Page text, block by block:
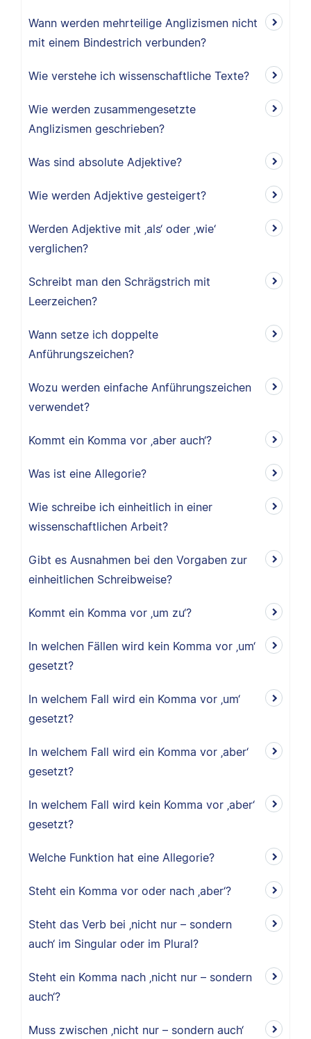
Wann werden mehrteilige Anglizismen nicht
mit einem Bindestrich verbunden?
Wie verstehe ich wissenschaftliche Texte?
Wie werden zusammengesetzte
Anglizismen geschrieben?
Was sind absolute Adjektive?
Wie werden Adjektive gesteigert?
Werden Adjektive mit ‚als‘ oder ‚wie‘
verglichen?
Schreibt man den Schrägstrich mit
Leerzeichen?
Wann setze ich doppelte
Anführungszeichen?
Wozu werden einfache Anführungszeichen
verwendet?
Kommt ein Komma vor ‚aber auch‘?
Was ist eine Allegorie?
Wie schreibe ich einheitlich in einer
wissenschaftlichen Arbeit?
Gibt es Ausnahmen bei den Vorgaben zur
einheitlichen Schreibweise?
Kommt ein Komma vor ‚um zu‘?
In welchen Fällen wird kein Komma vor ‚um‘
gesetzt?
In welchem Fall wird ein Komma vor ‚um‘
gesetzt?
In welchem Fall wird ein Komma vor ‚aber‘
gesetzt?
In welchem Fall wird kein Komma vor ‚aber‘
gesetzt?
Welche Funktion hat eine Allegorie?
Steht ein Komma vor oder nach ‚aber‘?
Steht das Verb bei ‚nicht nur – sondern
auch‘ im Singular oder im Plural?
Steht ein Komma nach ‚nicht nur – sondern
auch‘?
Muss zwischen ‚nicht nur – sondern auch‘